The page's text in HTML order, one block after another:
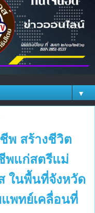
▼
พ สร้างชีวิต
พแก่สตรีแม่
ในพื้นที่จังหวัด
พทย์เคลื่อนที่